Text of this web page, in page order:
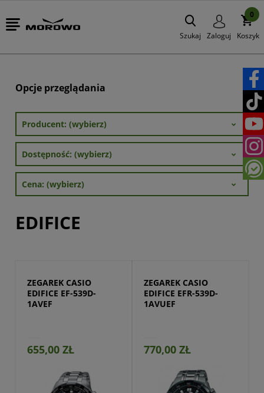
Szukaj Zaloguj Koszyk
0
Opcje przeglądania
Producent: (wybierz)
Dostępność: (wybierz)
Cena: (wybierz)
EDIFICE
ZEGAREK CASIO
EDIFICE EF-539D-
1AVEF
655,00 ZŁ
ZEGAREK CASIO
EDIFICE EFR-539D-
1AVUEF
770,00 ZŁ